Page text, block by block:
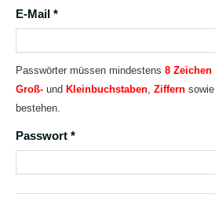
E-Mail *
Passwörter müssen mindestens 8 Zeichen
Groß- und Kleinbuchstaben, Ziffern sowie
bestehen.
Passwort *